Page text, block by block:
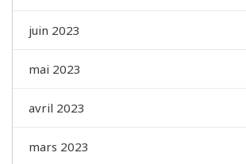
juin 2023
mai 2023
avril 2023
mars 2023